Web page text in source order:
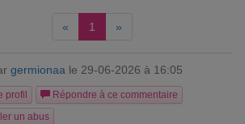
« 1 »
germionaa le 29-06-2026 à 16:05
profil
Répondre à ce commentaire
un abus